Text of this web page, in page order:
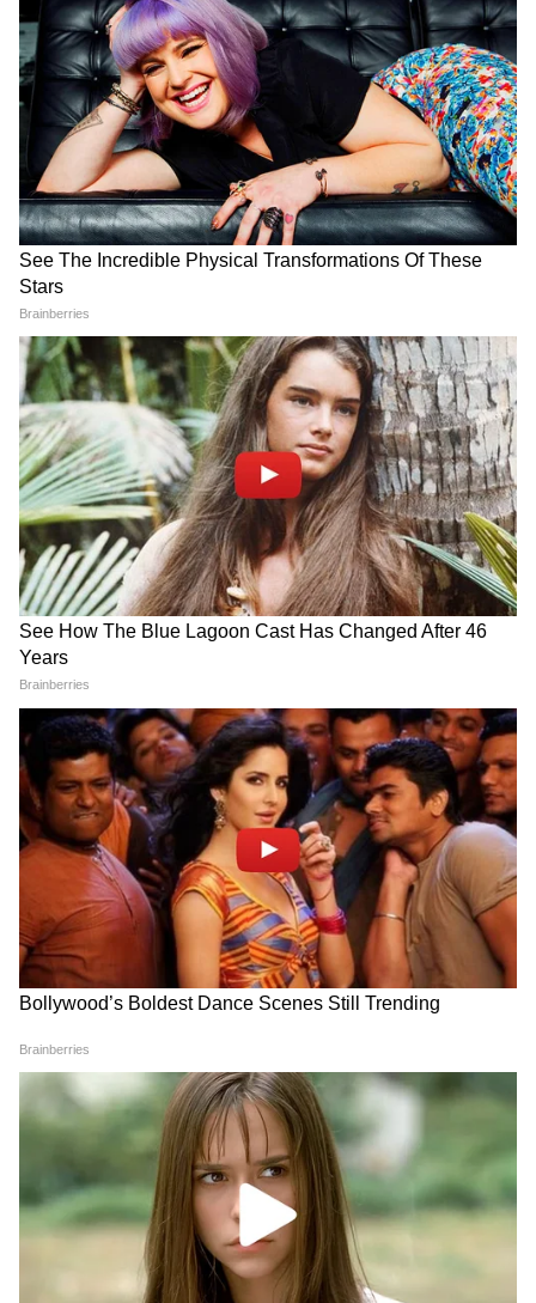
Image Credit :Instagram
नीलम कोठारी के घर का स्पेशल TV रूम
नीलम कोठारी ने अपने घर के एक छोटे से कमरे को टीवी
रूम बनाया है। बताया जाता है कि ये कमरा पहले बेडरूम
हुआ करता था। इस रूम में डार्क ग्रे कलर के सोफे और
दीवार पर शानदान पेंटिंग लगी हुईं हैं।
5
5
Image Credit :Instagram
नीलम कोठारी का किचन
नीलम कोठारी का किचन भी शानदार है। यहां सामान
रखने के लिए बड़े-बड़े केबिनेट हैं। साथ ही बर्तन साफ
करने की मशीन भी है। किचन के प्लेटफॉर्म पर छोटे गमलों
में पौधे भी लग रखे हैं।
LATEST VIDEOS
ABOUT THE AUTHOR
Rakhee Jhawar
राखी झवर। मीडिया जगत में 30 साल का अनुभव। 1995 से पत्रकारिता
की शुरुआत की। मौजूदा समय में एशियानेट न्यूज हिंदी में कार्यरत हैं, यहां
पर मनोरंजन बीट पर काम कर रही हैं। इससे पहले राखी देशबुंध, दैनिक
सांध्य प्रकाश, दैनिक अग्निबाण, नवभारत समाचार पत्र, दैनिक भास्कर
समाचार पत्र, पीपुल्स समाचार पत्र, स्टार समाचर पत्र, दैनिक भास्कर
डिजीटल में काम कर चुकी हैं। कला और संस्कृति के क्षेत्र में रिपोर्टिंग का
हिंदी में बॉलीवुड समाचार मनोरंजन समाचार